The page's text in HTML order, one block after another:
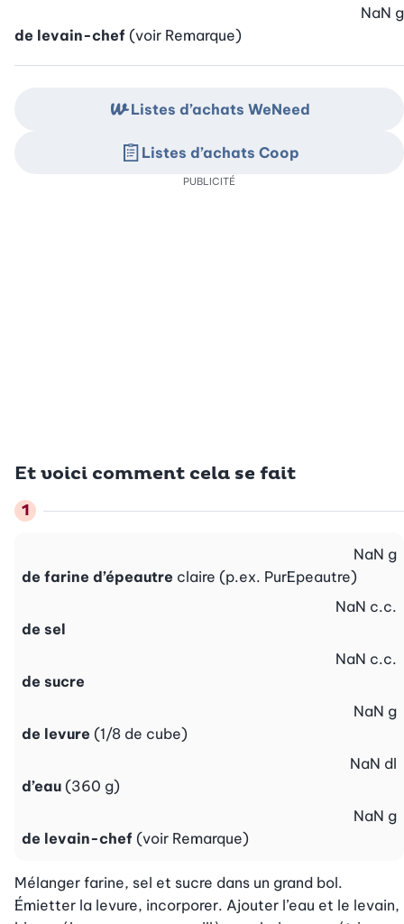
de levain-chef (voir Remarque)
NaN g
Et voici comment cela se fait
de farine d’épeautre claire (p.ex. PurEpeautre)
NaN g
de sel
NaN c.c.
de sucre
NaN c.c.
de levure (1/8 de cube)
NaN g
d’eau (360 g)
NaN dl
de levain-chef (voir Remarque)
NaN g
Mélanger farine, sel et sucre dans un grand bol.
Émietter la levure, incorporer. Ajouter l’eau et le levain,
Listes d’achats WeNeed
Listes d’achats Coop
PUBLICITÉ